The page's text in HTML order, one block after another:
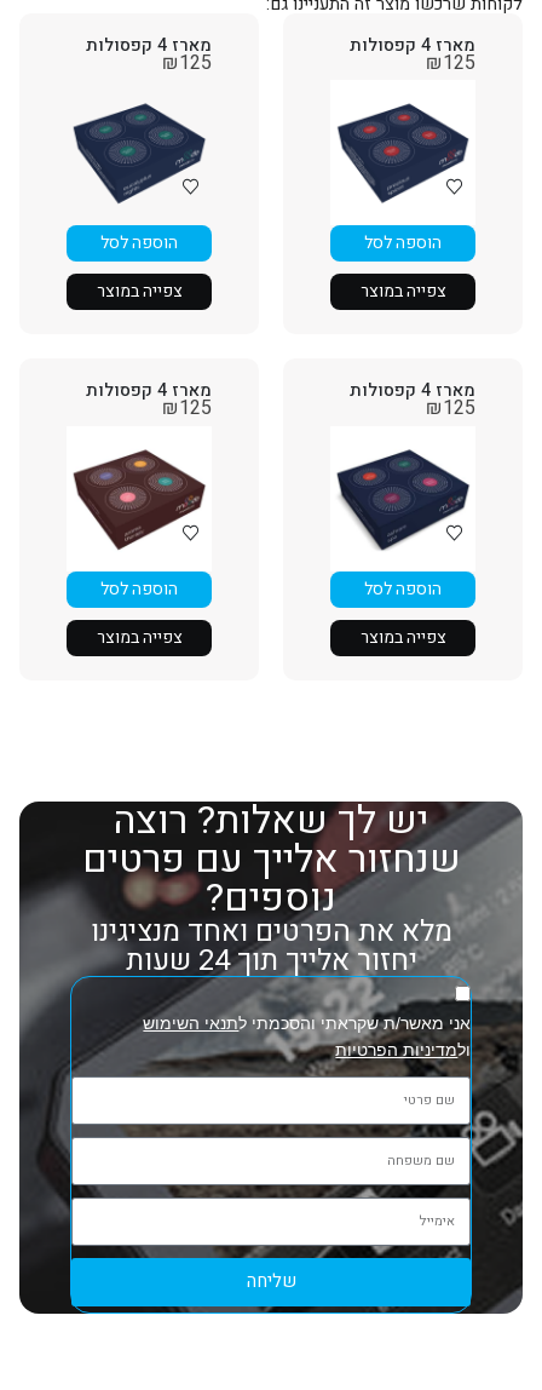
מארז 4 קפסולות
₪125
הוספה לסל
צפייה במוצר
מארז 4 קפסולות
₪125
הוספה לסל
צפייה במוצר
מארז 4 קפסולות
₪125
הוספה לסל
צפייה במוצר
מארז 4 קפסולות
₪125
הוספה לסל
צפייה במוצר
יש לך שאלות? רוצה
שנחזור אלייך עם פרטים
נוספים?
מלא את הפרטים ואחד מנציגינו
יחזור אלייך תוך 24 שעות
אני מאשר/ת שקראתי והסכמתי לתנאי השימוש
ולמדיניות הפרטיות
שליחה